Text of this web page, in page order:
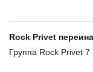
Rock Privet
Группа Rock Privet 7